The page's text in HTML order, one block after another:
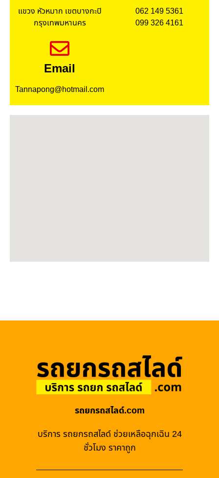
แขวง หัวหมาก เขตบางกะปิ
กรุงเทพมหานคร
062 149 5361
099 326 4161
Email
Tannapong@hotmail.com
รถยกรถสไลด์.com
บริการ รถยกรถสไลด์ ช่วยเหลือฉุกเฉิน 24
ชั่วโมง ราคาถูก